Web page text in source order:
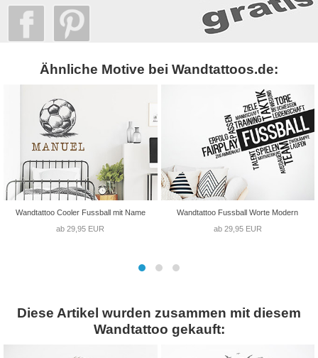
Ähnliche Motive bei Wandtattoos.de:
Wandtattoo Cooler Fussball mit Name
ab 29,95 EUR
Wandtattoo Fussball Worte Modern
ab 29,95 EUR
Diese Artikel wurden zusammen mit diesem
Wandtattoo gekauft: